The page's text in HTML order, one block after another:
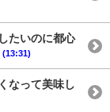
たいのに都心
(13:31)
なって美味し